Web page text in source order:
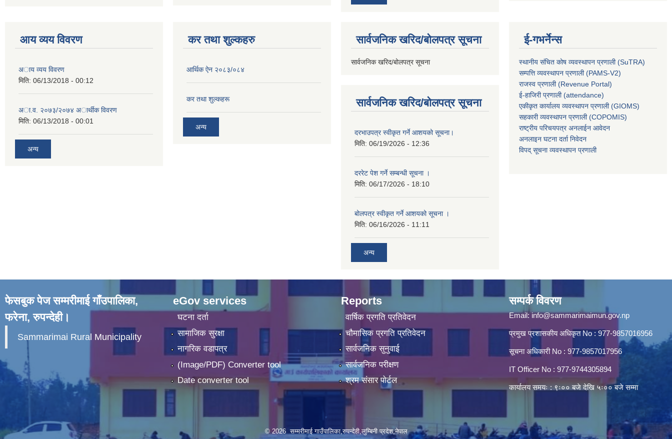
आय व्यय विवरण
अाय व्यय विवरण
मिति: 06/13/2018 - 00:12
अा.व. २०७३/२०७४ अार्थीक विवरण
मिति: 06/13/2018 - 00:01
अन्य
कर तथा शुल्कहरु
आर्थिक ऐन २०८३/०८४
कर तथा शुल्कहरू
अन्य
सार्वजनिक खरिद/बोलपत्र सूचना
सार्वजनिक खरिद/बोलपत्र सूचना
सार्वजनिक खरिद/बोलपत्र सूचना
दरभाउपत्र स्वीकृत गर्ने आशयको सूचना।
मिति: 06/19/2026 - 12:36
दररेट पेश गर्ने सम्बन्धी सूचना ।
मिति: 06/17/2026 - 18:10
बोलपत्र स्वीकृत गर्ने आशयको सूचना ।
मिति: 06/16/2026 - 11:11
अन्य
ई-गभर्नेन्स
स्थानीय संचित कोष व्यवस्थापन प्रणाली (SuTRA)
सम्पत्ति व्यवस्थापन प्रणाली (PAMS-V2)
राजस्व प्रणाली (Revenue Portal)
ई-हाजिरी प्रणाली (attendance)
एकीकृत कार्यालय व्यवस्थापन प्रणाली (GIOMS)
सहकारी व्यवस्थापन प्रणाली (COPOMIS)
राष्ट्रीय परिचयपत्र अनलाईन आवेदन
अनलाइन घटना दर्ता निवेदन
विपद् सूचना व्यवस्थापन प्रणाली
फेसबुक पेज सम्मरीमाई गाँउपालिका,
फरेना, रुपन्देही।
Sammarimai Rural Municipality
eGov services
घटना दर्ता
सामाजिक सुरक्षा
नागरिक वडापत्र
(Image/PDF) Converter tool
Date converter tool
Reports
वार्षिक प्रगति प्रतिवेदन
चौमासिक प्रगति प्रतिवेदन
सार्वजनिक सुनुवाई
सार्वजनिक परीक्षण
श्रम संसार पोर्टल
सम्पर्क विवरण
Email:info@sammarimaimun.gov.np
प्रमुख प्रशासकीय अधिकृत No : 977-9857016956
सूचना अधिकारी No : 977-9857017956
IT Officer No : 977-9744305894
कार्यालय समयः : ९ः०० बजे देखि ५ः०० बजे सम्मा
© 2026 सम्मरीमाई गाउँपालिका,रुपन्देही,लुम्बिनी प्रदेश,नेपाल